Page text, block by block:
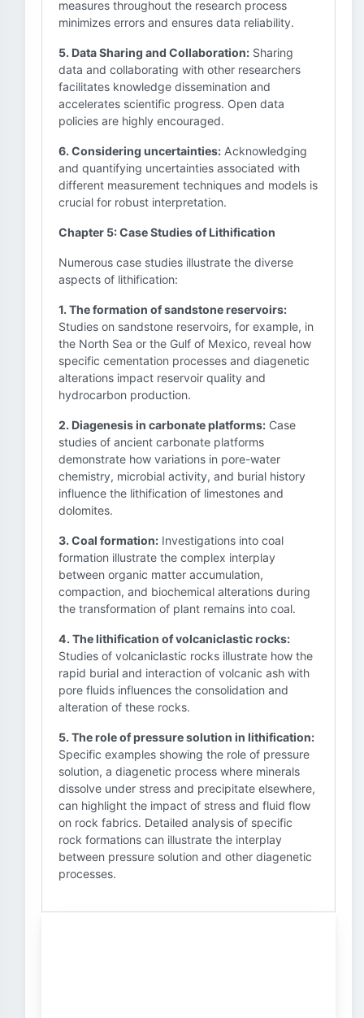
measures throughout the research process
minimizes errors and ensures data reliability.
5. Data Sharing and Collaboration: Sharing
data and collaborating with other researchers
facilitates knowledge dissemination and
accelerates scientific progress. Open data
policies are highly encouraged.
6. Considering uncertainties: Acknowledging
and quantifying uncertainties associated with
different measurement techniques and models is
crucial for robust interpretation.
Chapter 5: Case Studies of Lithification
Numerous case studies illustrate the diverse
aspects of lithification:
1. The formation of sandstone reservoirs:
Studies on sandstone reservoirs, for example, in
the North Sea or the Gulf of Mexico, reveal how
specific cementation processes and diagenetic
alterations impact reservoir quality and
hydrocarbon production.
2. Diagenesis in carbonate platforms: Case
studies of ancient carbonate platforms
demonstrate how variations in pore-water
chemistry, microbial activity, and burial history
influence the lithification of limestones and
dolomites.
3. Coal formation: Investigations into coal
formation illustrate the complex interplay
between organic matter accumulation,
compaction, and biochemical alterations during
the transformation of plant remains into coal.
4. The lithification of volcaniclastic rocks:
Studies of volcaniclastic rocks illustrate how the
rapid burial and interaction of volcanic ash with
pore fluids influences the consolidation and
alteration of these rocks.
5. The role of pressure solution in lithification:
Specific examples showing the role of pressure
solution, a diagenetic process where minerals
dissolve under stress and precipitate elsewhere,
can highlight the impact of stress and fluid flow
on rock fabrics. Detailed analysis of specific
rock formations can illustrate the interplay
between pressure solution and other diagenetic
processes.